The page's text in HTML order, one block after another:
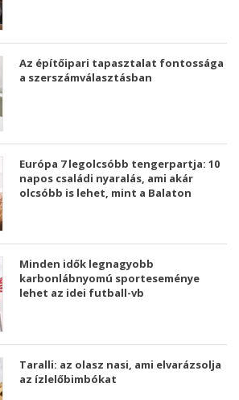
Az építőipari tapasztalat fontossága
a szerszámválasztásban
Európa 7 legolcsóbb tengerpartja: 10
napos családi nyaralás, ami akár
olcsóbb is lehet, mint a Balaton
Minden idők legnagyobb
karbonlábnyomú sporteseménye
lehet az idei futball-vb
Taralli: az olasz nasi, ami elvarázsolja
az ízlelőbimbókat